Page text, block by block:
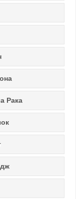
Рака